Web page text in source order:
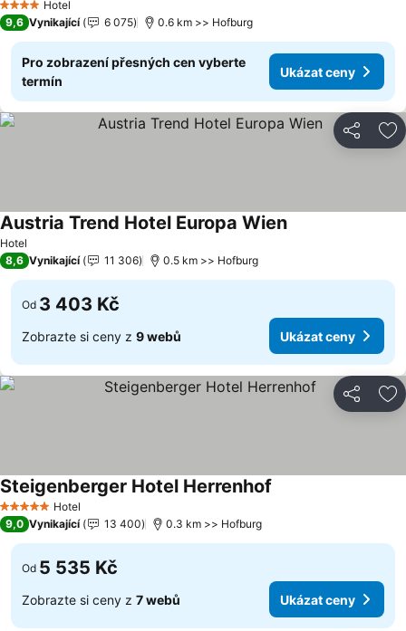
4 Počet hvězdiček
Hotel
9,6 Vynikající 6 075 0.6 km >> Hofburg
Pro zobrazení přesných cen vyberte
termín
Ukázat ceny
Sdílet
Hotel
Austria Trend Hotel Europa WienUkázat ceny
8,6 Vynikající 11 306 0.5 km >> Hofburg
Od 3 403 Kč
Zobrazte si ceny z 9 webů Ukázat ceny
Sdílet
5 Počet hvězdiček
Hotel
Steigenberger Hotel Herrenhof
9,0 Vynikající 13 400 0.3 km >> Hofburg
Od 5 535 Kč
Zobrazte si ceny z 7 webů Ukázat ceny